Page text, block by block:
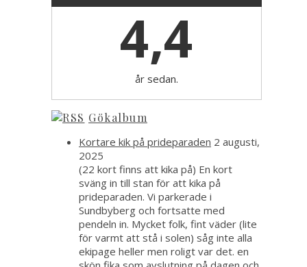
4,4
år sedan.
Gökalbum
Kortare kik på prideparaden 2 augusti,
2025
(22 kort finns att kika på) En kort
sväng in till stan för att kika på
prideparaden. Vi parkerade i
Sundbyberg och fortsatte med
pendeln in. Mycket folk, fint väder (lite
för varmt att stå i solen) såg inte alla
ekipage heller men roligt var det. en